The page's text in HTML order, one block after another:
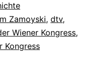
Zamoyski, dtv,
Wiener Kongress,
Kongress